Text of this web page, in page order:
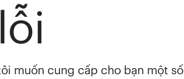
muốn cung cấp cho bạn một số